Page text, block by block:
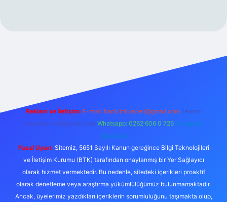
Reklam ve İletişim: E-mail: backlinkpaneli@gmail.com Teams:
forumhizmeti@gmail.com Whatsapp: 0262 606 0 726 Telegram:
@karabul
Yasal Uyarı: Sitemiz, 5651 Sayılı Kanun gereğince Bilgi Teknolojileri
ve İletişim Kurumu (BTK) tarafından onaylanmış bir Yer Sağlayıcı
olarak hizmet vermektedir. Bu nedenle, sitedeki içerikleri proaktif
olarak denetleme veya araştırma yükümlülüğümüz bulunmamaktadır.
Ancak, üyelerimiz yazdıkları içeriklerin sorumluluğunu taşımakta olup,